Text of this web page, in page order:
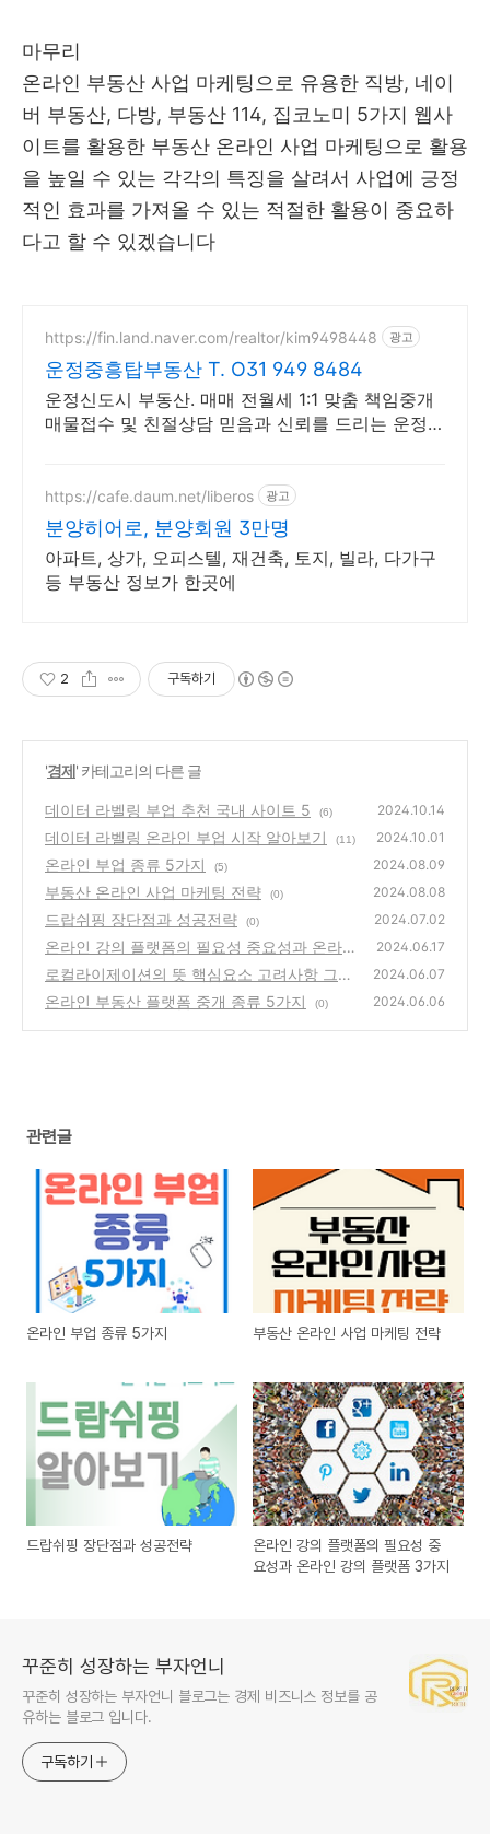
마무리
온라인 부동산 사업 마케팅으로 유용한 직방, 네이
버 부동산, 다방, 부동산 114, 집코노미 5가지 웹사
이트를 활용한 부동산 온라인 사업 마케팅으로 활용
을 높일 수 있는 각각의 특징을 살려서 사업에 긍정
적인 효과를 가져올 수 있는 적절한 활용이 중요하
다고 할 수 있겠습니다
https://fin.land.naver.com/realtor/kim9498448 광고
운정중흥탑부동산 T. O31 949 8484
운정신도시 부동산. 매매 전월세 1:1 맞춤 책임중개
매물접수 및 친절상담 믿음과 신뢰를 드리는 운정신
https://cafe.daum.net/liberos 광고
분양히어로, 분양회원 3만명
아파트, 상가, 오피스텔, 재건축, 토지, 빌라, 다가구
등 부동산 정보가 한곳에
2 구독하기
'경제' 카테고리의 다른 글
데이터 라벨링 부업 추천 국내 사이트 5 (6) 2024.10.14
데이터 라벨링 온라인 부업 시작 알아보기 (11) 2024.10.01
온라인 부업 종류 5가지 (5) 2024.08.09
부동산 온라인 사업 마케팅 전략 (0) 2024.08.08
드랍쉬핑 장단점과 성공전략 (0) 2024.07.02
온라인 강의 플랫폼의 필요성 중요성과 온라인
강의 플랫폼 3가지
(0)
2024.06.17
로컬라이제이션의 뜻 핵심요소 고려사항 그리
고 문화적 적응
(0)
2024.06.07
온라인 부동산 플랫폼 중개 종류 5가지 (0) 2024.06.06
관련글
온라인 부업 종류 5가지 부동산 온라인 사업 마케팅 전략
드랍쉬핑 장단점과 성공전략
온라인 강의 플랫폼의 필요성 중
요성과 온라인 강의 플랫폼 3가지
꾸준히 성장하는 부자언니
꾸준히 성장하는 부자언니 블로그는 경제 비즈니스 정보를 공
유하는 블로그 입니다.
구독하기